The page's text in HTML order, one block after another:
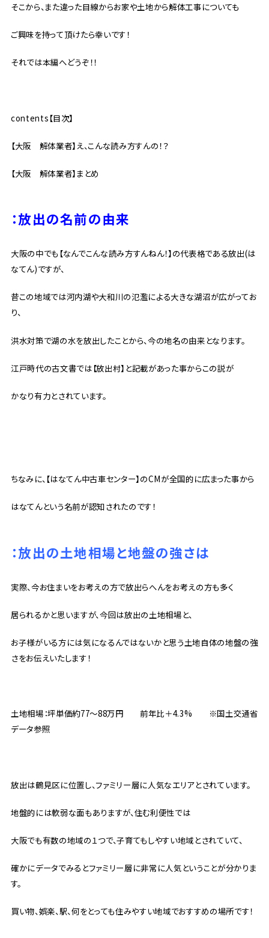
そこから、また違った目線からお家や土地から解体工事についても
ご興味を持って頂けたら幸いです！
それでは本編へどうぞ！！
contents【目次】
【大阪 解体業者】え、こんな読み方すんの！？
【大阪 解体業者】まとめ
：放出の名前の由来
大阪の中でも【なんでこんな読み方すんねん！】の代表格である放出(は
なてん)ですが、
昔この地域では河内湖や大和川の氾濫による大きな湖沼が広がってお
り、
洪水対策で湖の水を放出したことから、今の地名の由来となります。
江戸時代の古文書では【放出村】と記載があった事からこの説が
かなり有力とされています。
ちなみに、【はなてん中古車センター】のCMが全国的に広まった事から
はなてんという名前が認知されたのです！
：放出の土地相場と地盤の強さは
実際、今お住まいをお考えの方で放出らへんをお考えの方も多く
居られるかと思いますが、今回は放出の土地相場と、
お子様がいる方には気になるんではないかと思う土地自体の地盤の強
さをお伝えいたします！
土地相場：坪単価約77～88万円 前年比＋4.3% ※国土交通省
データ参照
放出は鶴見区に位置し、ファミリー層に人気なエリアとされています。
地盤的には軟弱な面もありますが、住む利便性では
大阪でも有数の地域の１つで、子育てもしやすい地域とされていて、
確かにデータでみるとファミリー層に非常に人気ということが分かりま
す。
買い物、娯楽、駅、何をとっても住みやすい地域でおすすめの場所です！